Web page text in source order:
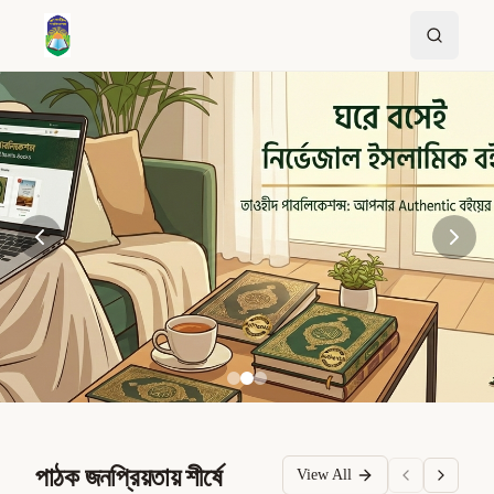
পাঠক জনপ্রিয়তায় শীর্ষে View All